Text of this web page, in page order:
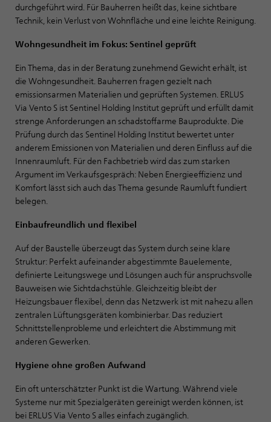
durchgeführt wird. Für Bauherren heißt das, keine sichtbare
Technik, kein Verlust von Wohnfläche und eine leichte Reinigung.
Wohngesundheit im Fokus: Sentinel geprüft
Ein Thema, das in der Beratung zunehmend Gewicht erhält, ist
die Wohngesundheit. Bauherren fragen gezielt nach
emissionsarmen Materialien und geprüften Systemen. ERLUS
Via Vento S ist Sentinel Holding Institut geprüft und erfüllt damit
strenge Anforderungen an schadstoffarme Bauprodukte. Die
Prüfung durch das Sentinel Holding Institut bewertet unter
anderem Emissionen von Materialien und deren Einfluss auf die
Innenraumluft. Für den Fachbetrieb wird das zum starken
Argument im Verkaufsgespräch: Neben Energieeffizienz und
Komfort lässt sich auch das Thema gesunde Raumluft fundiert
belegen.
Einbaufreundlich und flexibel
Auf der Baustelle überzeugt das System durch seine klare
Struktur: Perfekt aufeinander abgestimmte Bauelemente,
definierte Leitungswege und Lösungen auch für anspruchsvolle
Bauweisen wie Sichtdachstühle. Gleichzeitig bleibt der
Heizungsbauer flexibel, denn das Netzwerk ist mit nahezu allen
zentralen Lüftungsgeräten kombinierbar. Das reduziert
Schnittstellenprobleme und erleichtert die Abstimmung mit
anderen Gewerken.
Hygiene ohne großen Aufwand
Ein oft unterschätzter Punkt ist die Wartung. Während viele
Systeme nur mit Spezialgeräten gereinigt werden können, ist
bei ERLUS Via Vento S alles einfach zugänglich.